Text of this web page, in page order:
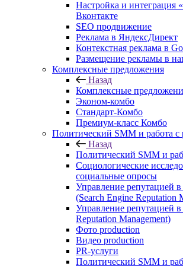
Настройка и интеграция
Вконтакте
SEO продвижение
Реклама в ЯндексДирект
Контекстная реклама в
Размещение рекламы в
Комплексные предложения
Назад
Комплексные
Эконом-комбо
Стандарт-Комбо
Премиум-класс Комбо
Политический SMM и работа с
Назад
Политический SMM и
Социологические
социальные опросы
Управление репутацией
(Search Engine Reputation
Управление репутацией
Reputation Management)
Фото production
Видео production
PR-услуги
Политический SMM и